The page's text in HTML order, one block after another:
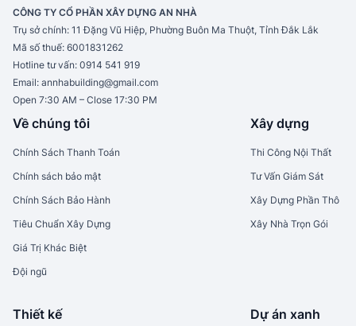
CÔNG TY CỔ PHẦN XÂY DỰNG AN NHÀ
Trụ sở chính: 11 Đặng Vũ Hiệp, Phường Buôn Ma Thuột, Tỉnh Đắk Lắk
Mã số thuế: 6001831262
Hotline tư vấn: 0914 541 919
Email: annhabuilding@gmail.com
Open 7:30 AM – Close 17:30 PM
Về chúng tôi
Chính Sách Thanh Toán
Chính sách bảo mật
Chính Sách Bảo Hành
Tiêu Chuẩn Xây Dựng
Giá Trị Khác Biệt
Đội ngũ
Xây dựng
Thi Công Nội Thất
Tư Vấn Giám Sát
Xây Dựng Phần Thô
Xây Nhà Trọn Gói
Thiết kế Dự án xanh